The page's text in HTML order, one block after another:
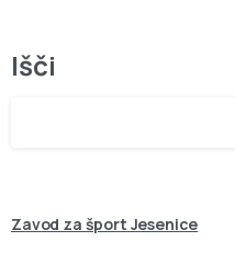
Išči
Zavod za šport Jesenice